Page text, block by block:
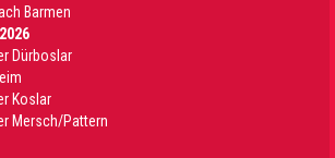
Barmen
Dürboslar
Koslar
Mersch/Pattern